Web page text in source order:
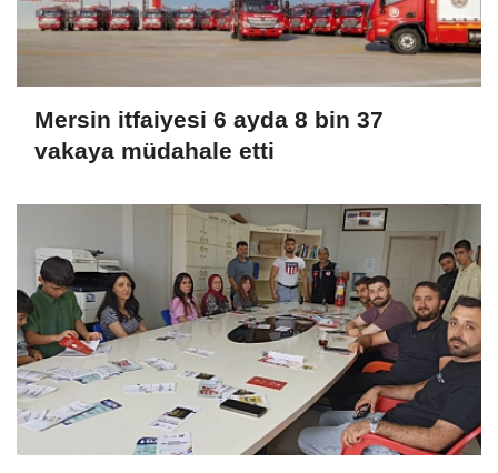
Mersin itfaiyesi 6 ayda 8 bin 37
vakaya müdahale etti